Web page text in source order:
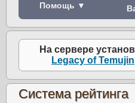
Помощь ▼
На сервере
Legacy of Temujin
Система рейтинга